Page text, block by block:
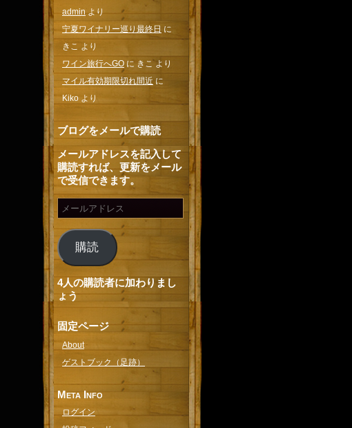
admin より
宁夏ワイナリー巡り最終日 に
きこ より
ワイン旅行へGO に きこより
マイル有効期限切れ間近 に
Kiko より
ブログをメールで購読
メールアドレスを記入して
購読すれば、更新をメール
で受信できます。
購読
4人の購読者に加わりまし
ょう
固定ページ
About
ゲストブック（足跡）
Meta Info
ログイン